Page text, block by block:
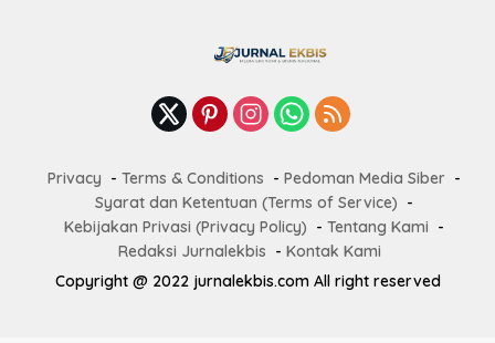
Privacy Terms & Conditions
Pedoman Media Siber
Syarat dan Ketentuan (Terms of Service)
Kebijakan Privasi (Privacy Policy)
Tentang Kami
Redaksi Jurnalekbis
Kontak Kami
Copyright @ 2022 jurnalekbis.com All right reserved